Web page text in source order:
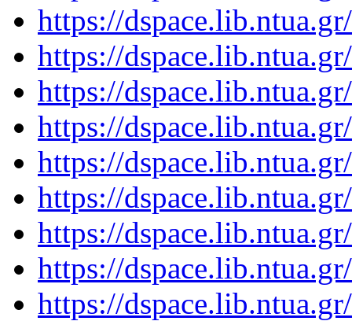
https://
https://
https://
https://
https://
https://
https://
https://
https://